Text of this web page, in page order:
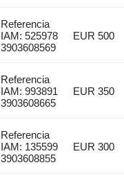
Referencia
IAM: 525978
3903608569
EUR 500
Referencia
IAM: 993891
3903608665
EUR 350
Referencia
IAM: 135599
3903608855
EUR 300